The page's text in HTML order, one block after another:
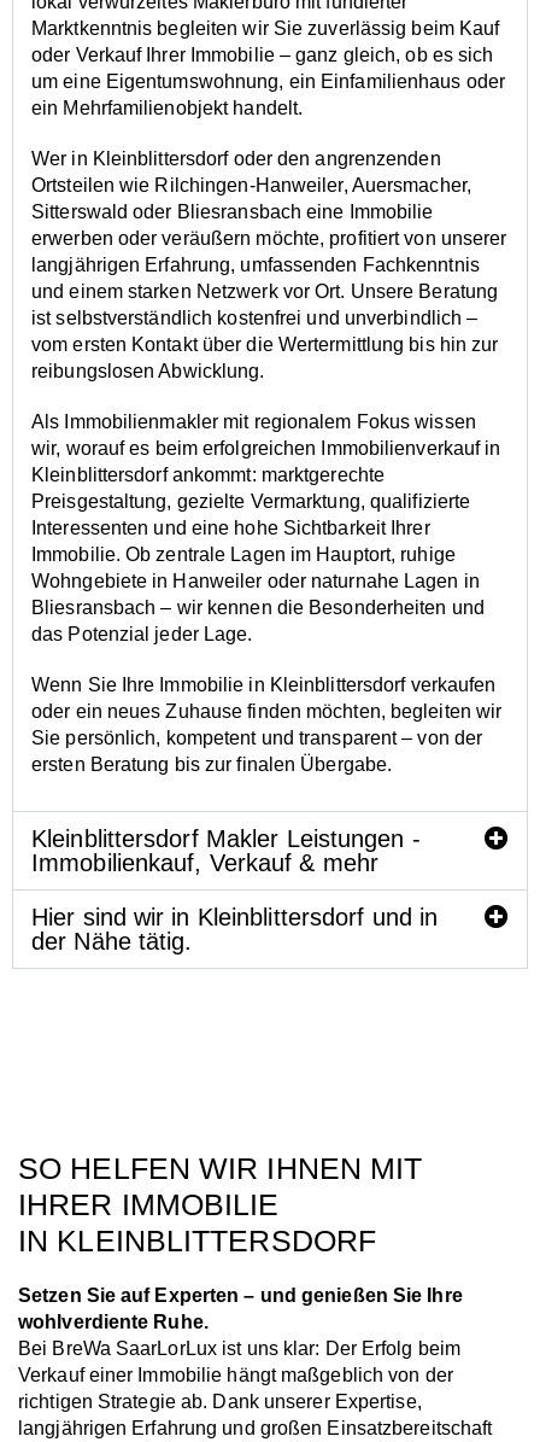
Marktkenntnis begleiten wir Sie zuverlässig beim Kauf
oder Verkauf Ihrer Immobilie – ganz gleich, ob es sich
um eine Eigentumswohnung, ein Einfamilienhaus oder
ein Mehrfamilienobjekt handelt.
Wer in Kleinblittersdorf oder den angrenzenden
Ortsteilen wie Rilchingen-Hanweiler, Auersmacher,
Sitterswald oder Bliesransbach eine Immobilie
erwerben oder veräußern möchte, profitiert von unserer
langjährigen Erfahrung, umfassenden Fachkenntnis
und einem starken Netzwerk vor Ort. Unsere Beratung
ist selbstverständlich kostenfrei und unverbindlich –
vom ersten Kontakt über die Wertermittlung bis hin zur
reibungslosen Abwicklung.
Als Immobilienmakler mit regionalem Fokus wissen
wir, worauf es beim erfolgreichen Immobilienverkauf in
Kleinblittersdorf ankommt: marktgerechte
Preisgestaltung, gezielte Vermarktung, qualifizierte
Interessenten und eine hohe Sichtbarkeit Ihrer
Immobilie. Ob zentrale Lagen im Hauptort, ruhige
Wohngebiete in Hanweiler oder naturnahe Lagen in
Bliesransbach – wir kennen die Besonderheiten und
das Potenzial jeder Lage.
Wenn Sie Ihre Immobilie in Kleinblittersdorf verkaufen
oder ein neues Zuhause finden möchten, begleiten wir
Sie persönlich, kompetent und transparent – von der
ersten Beratung bis zur finalen Übergabe.
Kleinblittersdorf Makler Leistungen -
Immobilienkauf, Verkauf & mehr
Hier sind wir in Kleinblittersdorf und in
der Nähe tätig.
SO HELFEN WIR IHNEN MIT
IHRER IMMOBILIE
IN KLEINBLITTERSDORF
Setzen Sie auf Experten – und genießen Sie Ihre
wohlverdiente Ruhe.
Bei BreWa SaarLorLux ist uns klar: Der Erfolg beim
Verkauf einer Immobilie hängt maßgeblich von der
richtigen Strategie ab. Dank unserer Expertise,
langjährigen Erfahrung und großen Einsatzbereitschaft